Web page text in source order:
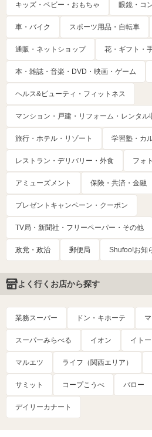
キッズ・ベビー・おもちゃ 眼鏡・コ
車・バイク スポーツ用品・自転車
通販・ネットショップ 花・ギフト・
本・雑誌・音楽・DVD・映画・ゲーム
ヘルス&ビューティ・フィットネス
マンション・戸建・リフォーム・レンタル
旅行・ホテル・リゾート 学習塾・カ
レストラン・デリバリー・外食 フォ
アミューズメント 保険・共済・金融
プレゼントキャンペーン・クーポン
TV局・新聞社・フリーペーパー・その他
政党・政治 郵便局 Shufoo!お知
よく行くお店から探す
業務スーパー ドン・キホーテ
スーパーみらべる イオン イト
マルエツ ライフ（関西エリア）
サミット コープこうべ バロー
デイリーカナート